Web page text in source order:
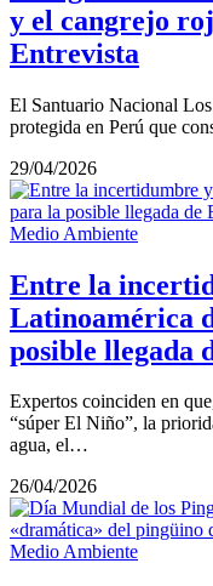
y el cangrejo
Entrevista
El Santuario Nacional
protegida en Perú que
29/04/2026
Medio Ambiente
Entre la
Latinoamérica
posible llegada
Expertos coinciden en
“súper El Niño”, la
agua, el…
26/04/2026
Medio Ambiente